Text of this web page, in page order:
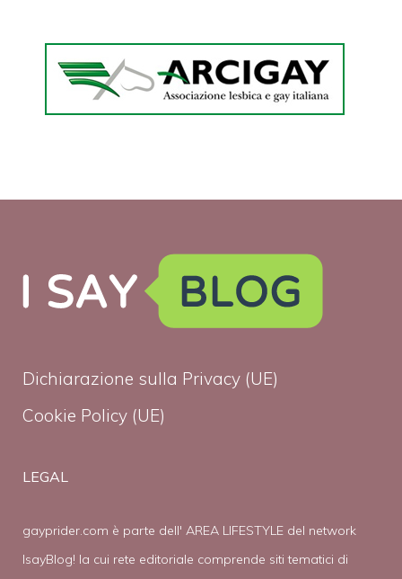
Dichiarazione sulla Privacy (UE)
Cookie Policy (UE)
LEGAL
gayprider.com è parte dell' AREA LIFESTYLE del network
IsayBlog! la cui rete editoriale comprende siti tematici di